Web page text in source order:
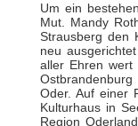
Um ein
Mut. Mandy
Strausberg den
neu
aller Ehren
Oder. Auf einer
Kulturhaus in
Region